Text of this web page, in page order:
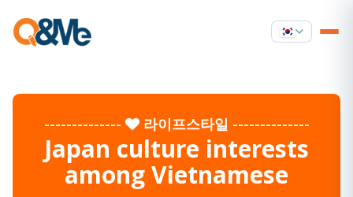
-------------- 라이프스타일 --------------
Japan culture interests
among Vietnamese